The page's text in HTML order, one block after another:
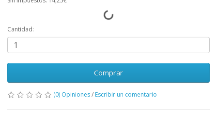
Cantidad:
Comprar
(0) Opiniones/ Escribir un comentario